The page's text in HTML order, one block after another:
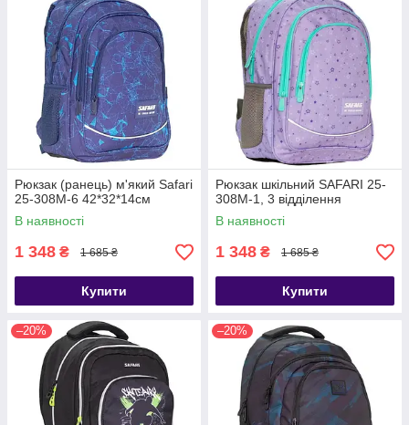
Рюкзак (ранець) м'який Safari
25-308M-6 42*32*14см
В наявності
1 348 ₴ 1 685 ₴
Купити
Рюкзак шкільний SAFARI 25-
308M-1, 3 відділення
В наявності
1 348 ₴ 1 685 ₴
Купити
–20% –20%